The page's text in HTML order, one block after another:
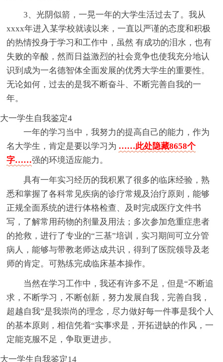
3、光阴似箭，一晃一年的大学生活过去了。我从
xxxx年进入某学校就读以来，一直以严谨的态度和积极
的热情投身于学习和工作中，虽然 有成功的泪水，也有
失败的辛酸，然而日益激烈的社会竟争也使我充分地认
识到成为一名德智体全面发展的优秀大学生的重要性。
无论如何，过去的是我不断奋斗、不断完善自我的一
年。
大一学生自我鉴定4
一年的学习当中，我努力的提高自己的能力，作为
名大学生，肯定是要以学习为 ……此处隐藏8658个
字……强的环境适应能力。
具有一年实习经历的我积累了很多的临床经验，熟
悉和掌握了各科常见疾病的诊疗常规及治疗原则，能够
正规全面系统的进行体格检查、及时完成医疗文件书
写，了解常用药物的剂量及用法；多次参加危重症患者
的抢救，进行了专业的“三基”培训，实习期间可立分管
病人，能够与带教老师达成共识，得到了医院领导及老
师的肯定。可熟练完成临床基本操作。
当然在学习工作中，我还有许多不足，但是“不断追
求，不断学习，不断创新，努力发展自我，完善自我，
超越自我”是我崇尚的理念，尽力做好每一件事是我个人
的基本原则，相信凭着“实事求是，开拓进缺的作风，一
定能克服不足，争取更进步。
大一学生自我鉴定14